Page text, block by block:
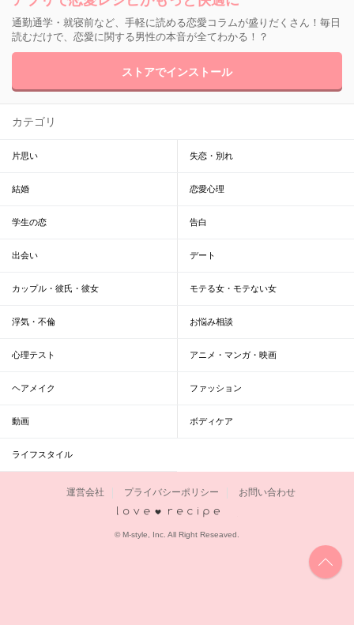
通勤通学・就寝前など、手軽に読める恋愛コラムが盛りだくさん！毎日
読むだけで、恋愛に関する男性の本音が全てわかる！？
ストアでインストール
カテゴリ
片思い 失恋・別れ
結婚 恋愛心理
学生の恋 告白
出会い デート
カップル・彼氏・彼女 モテる女・モテない女
浮気・不倫 お悩み相談
心理テスト アニメ・マンガ・映画
ヘアメイク ファッション
動画 ボディケア
ライフスタイル
運営会社 プライバシーポリシー お問い合わせ
© M-style, Inc. All Right Reseaved.